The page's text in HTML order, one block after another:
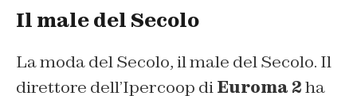
Il male del Secolo
La moda del Secolo, il male del Secolo. Il
direttore dell’Ipercoop diEuroma 2ha